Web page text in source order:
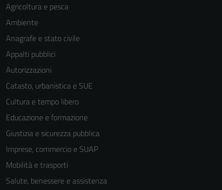
Agricoltura e pesca
Ambiente
Anagrafe e stato civile
Appalti pubblici
Autorizzazioni
Catasto, urbanistica e SUE
Cultura e tempo libero
Educazione e formazione
Giustizia e sicurezza pubblica
Imprese, commercio e SUAP
Mobilità e trasporti
Salute, benessere e assistenza